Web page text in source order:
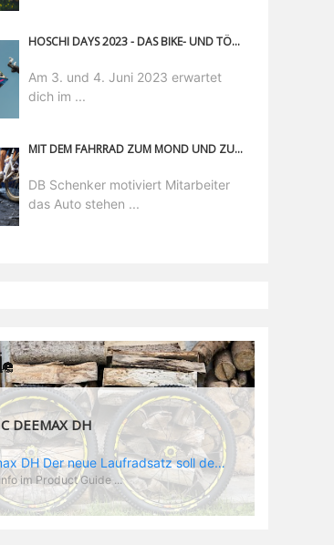
HOSCHI DAYS 2023 - DAS BIKE- UND TÖFF-FESTIVAL IN SURSEE!
Am 3. und 4. Juni 2023 erwartet
dich im ...
MIT DEM FAHRRAD ZUM MOND UND ZURÜCK
DB Schenker motiviert Mitarbeiter
das Auto stehen ...
DEEMAX DH
Deemax DH Der neue Laufradsatz soll den veränderten Ansprüchen im Downhill Einsatz gerecht werden: die Geschwindigkeiten werden immer höher, die Kräfte, die aufs Material wirken ebenfalls. Damit steigen natürlich auch die Ansprüche der Fahrer ans Material. Das einzige, was eventuell niedriger wird, ist der Reifendruck. Somit ergibt sich der Anforderungskatalog an das Deemax-Update. Hier ist das Ergebnis: - der Laufradsatz bekam eine neue Felge mit 28 mm Innenbreite. Laut Scott Sharples ist das der beste Kompromiss aus Stabilität, Gewicht und Steifigkeit, vor allem aber passt diese Breite am besten zu den Reifen, die aktuell auf dem Markt sind und im Renneinsatz gefahren werden. Es gehe auch breite und schmaler, 28 mm hätten sich aber im Test als Optimum herausgestellt. - mit einem 4D-Fertigungsprozess wurde die Materialverteilung optimiert: Stabilität dort, wo sie erforderlich ist, Gewichtsersparnis da, wo es Sinn macht. Somit gibt Mavic eine GGewichtsersparnis von 15 % an, ohne an Stabilität einzubüßen - neue, ultraleichte „double butted“ Speichen und ein super effizienter Freilauf - Mavics bewährtes UST System für perfekte Kompatibilität mit Tubeless Reifen - Gewicht (Laufradset): 1944 g)
im Product Guide ...